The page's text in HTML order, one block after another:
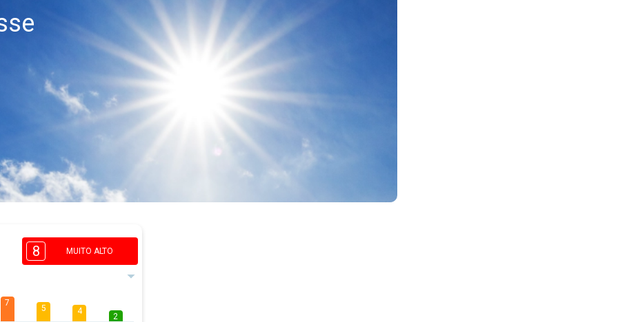
8 MUITO ALTO
7
5 4
2